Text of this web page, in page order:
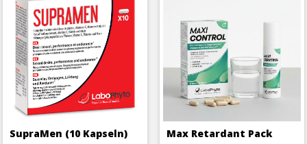
SupraMen (10 Kapseln)
Max Retardant Pack